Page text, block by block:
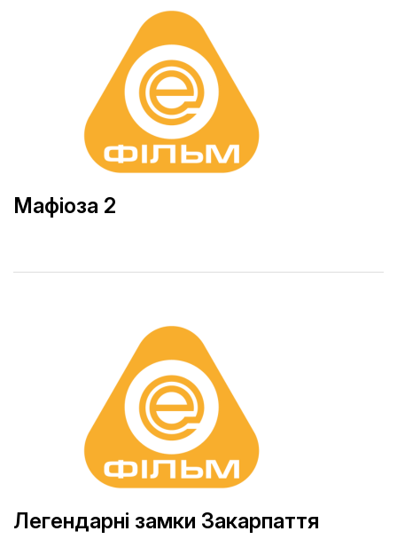
Мафіоза 2
Легендарні замки Закарпаття